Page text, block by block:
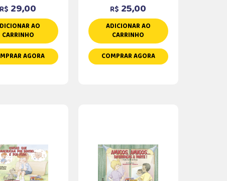
R$ 29,00
AO
CARRINHO
AGORA
R$ 25,00
ADICIONAR AO
CARRINHO
COMPRAR AGORA